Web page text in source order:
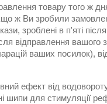
товару того ж
ж Ви зробили
зроблені в п'яті
відправлення
ваших посилок),
ефект від
шипи для стимуляції